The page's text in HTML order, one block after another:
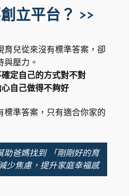
立平台？ >>
育兒從來沒有標準答案，卻
與壓力。
定自己的方式對不對
自己做得不夠好
標準答案，只有適合你家的
助爸媽找到 「剛剛好的育
少焦慮，提升家庭幸福感